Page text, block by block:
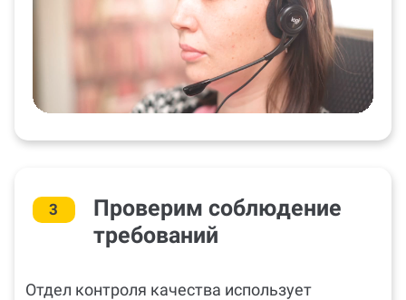
3
Проверим соблюдение
требований
Отдел контроля качества использует